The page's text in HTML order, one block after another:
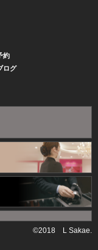
約
ログ
©2018 L Sakae.